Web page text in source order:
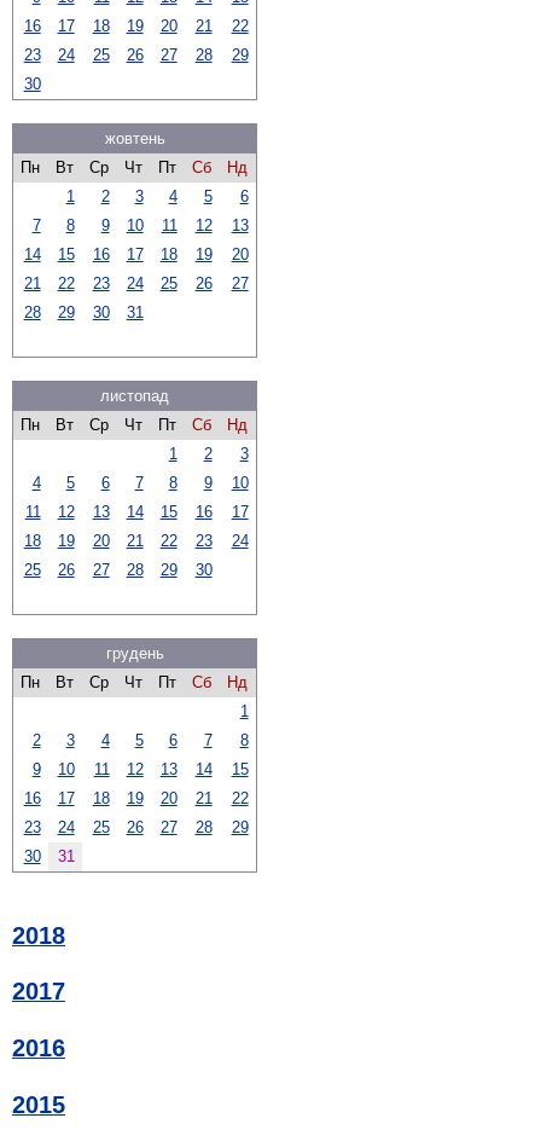
16
17 18 19 20 21
22
23
24 25 26 27 28
29
30
жовтень
Пн
Вт Ср Чт Пт Сб
Нд
1
2 3 4 5
6
7
8 9 10 11 12
13
14
15 16 17 18 19
20
21
22 23 24 25 26
27
28
29 30 31
листопад
Пн
Вт Ср Чт Пт Сб
Нд
1
2
3
4
5 6 7 8 9
10
11
12 13 14 15 16
17
18
19 20 21 22 23
24
25
26 27 28 29 30
грудень
Пн
Вт Ср Чт Пт Сб
Нд
1
2
3 4 5 6 7
8
9
10 11 12 13 14
15
16
17 18 19 20 21
22
23
24 25 26 27 28
29
30
31
2018
2017
2016
2015